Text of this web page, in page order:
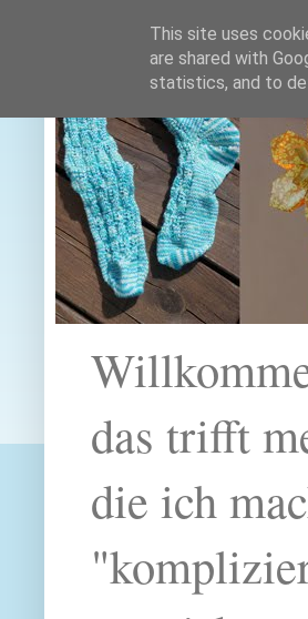
das trifft
die ich
This site uses
are shared with
statistics, and to